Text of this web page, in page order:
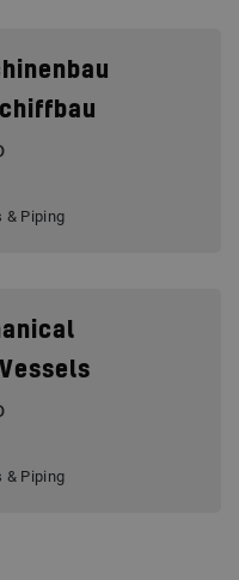
& Piping
& Piping